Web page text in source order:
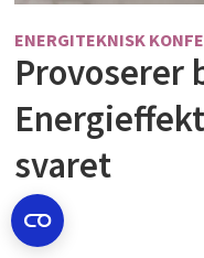
ENERGITEKNISK
Provoserer
svaret